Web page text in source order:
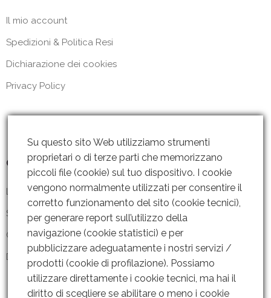
Il mio account
Spedizioni & Politica Resi
Dichiarazione dei cookies
Privacy Policy
Contattaci
Lun – Ven: 8 – 18.30
Sabato: Chiuso
Contattaci
Dove siamo
Su questo sito Web utilizziamo strumenti
proprietari o di terze parti che memorizzano
piccoli file (cookie) sul tuo dispositivo. I cookie
vengono normalmente utilizzati per consentire il
corretto funzionamento del sito (cookie tecnici),
per generare report sull’utilizzo della
navigazione (cookie statistici) e per
pubblicizzare adeguatamente i nostri servizi /
prodotti (cookie di profilazione). Possiamo
utilizzare direttamente i cookie tecnici, ma hai il
diritto di scegliere se abilitare o meno i cookie